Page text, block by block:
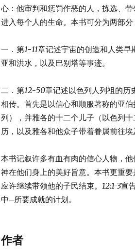
心：他审判和惩罚作恶的人，拣选、
进入每个人的生命。本书可分为两部分
一．第1-11章记述宇宙的创造和人类早
亚和洪水，以及巴别塔等事迹。
二．第12-50章记述以色列人列祖的历
相传。首先是以信心和顺服著称的亚
列），并雅各的十二个儿子（以色列
历，以及雅各和他众子带着眷属前往
本书记叙许多有血有肉的信心人物，
神在他们身上的美好旨意。本书更重
应许继续带领他的子民结束。 12:1-3宣
中─所要成就的计划。
作者